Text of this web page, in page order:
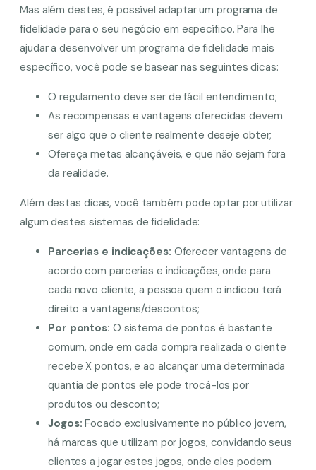
Mas além destes, é possível adaptar um programa de
fidelidade para o seu negócio em específico. Para lhe
ajudar a desenvolver um programa de fidelidade mais
específico, você pode se basear nas seguintes dicas:
O regulamento deve ser de fácil entendimento;
As recompensas e vantagens oferecidas devem
ser algo que o cliente realmente deseje obter;
Ofereça metas alcançáveis, e que não sejam fora
da realidade.
Além destas dicas, você também pode optar por utilizar
algum destes sistemas de fidelidade:
Parcerias e indicações: Oferecer vantagens de
acordo com parcerias e indicações, onde para
cada novo cliente, a pessoa quem o indicou terá
direito a vantagens/descontos;
Por pontos: O sistema de pontos é bastante
comum, onde em cada compra realizada o ciente
recebe X pontos, e ao alcançar uma determinada
quantia de pontos ele pode trocá-los por
produtos ou desconto;
Jogos:Focado exclusivamente no público jovem,
há marcas que utilizam por jogos, convidando seus
clientes a jogar estes jogos, onde eles podem